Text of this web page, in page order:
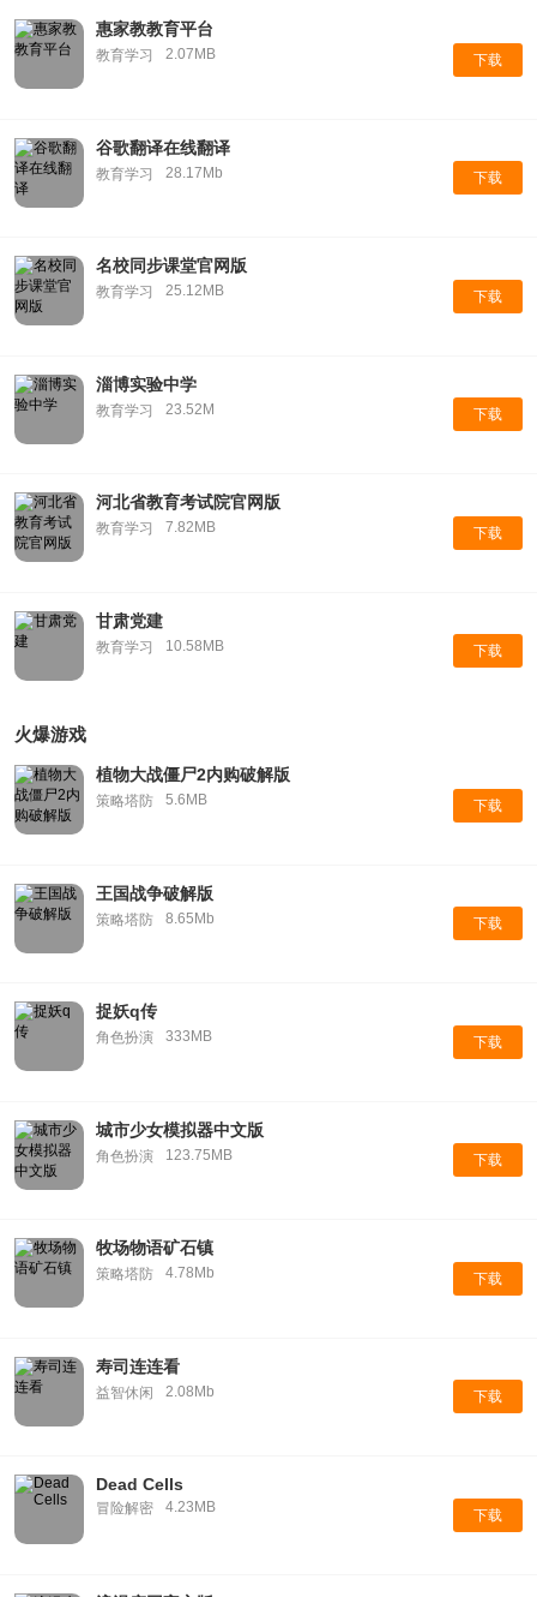
惠家教教育平台
教育学习 2.07MB 下载
谷歌翻译在线翻译
教育学习 28.17Mb 下载
名校同步课堂官网版
教育学习 25.12MB 下载
淄博实验中学
教育学习 23.52M 下载
河北省教育考试院官网版
教育学习 7.82MB 下载
甘肃党建
教育学习 10.58MB 下载
火爆游戏
植物大战僵尸2内购破解版
策略塔防 5.6MB 下载
王国战争破解版
策略塔防 8.65Mb 下载
捉妖q传
角色扮演 333MB 下载
城市少女模拟器中文版
角色扮演 123.75MB 下载
牧场物语矿石镇
策略塔防 4.78Mb 下载
寿司连连看
益智休闲 2.08Mb 下载
Dead Cells
冒险解密 4.23MB 下载